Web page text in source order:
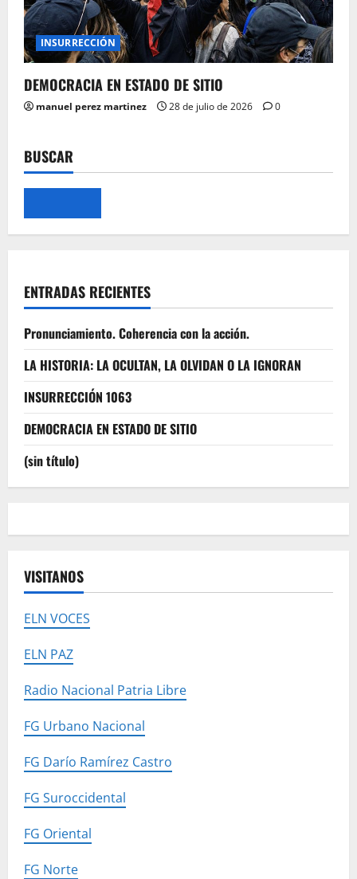
INSURRECCIÓN
DEMOCRACIA EN ESTADO DE SITIO
manuel perez martinez 28 de julio de 2026 0
BUSCAR
ENTRADAS RECIENTES
Pronunciamiento. Coherencia con la acción.
LA HISTORIA: LA OCULTAN, LA OLVIDAN O LA IGNORAN
INSURRECCIÓN 1063
DEMOCRACIA EN ESTADO DE SITIO
(sin título)
VISITANOS
ELN VOCES
ELN PAZ
Radio Nacional Patria Libre
FG Urbano Nacional
FG Darío Ramírez Castro
FG Suroccidental
FG Oriental
FG Norte